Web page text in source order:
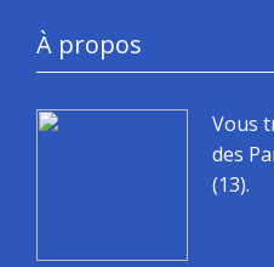
À propos
Vous
des
(13).